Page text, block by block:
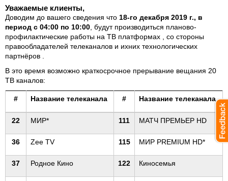
Уважаемые клиенты,
Доводим до вашего сведения что 18-го декабря 2019 г., в
период с 04:00 по 10:00 , будут производиться планово-
профилактические работы на ТВ платформах , со стороны
правообладателей телеканалов и ихних технологических
партнёров .
В это время возможно краткосрочное прерывание вещания 20
ТВ каналов:
# Название телеканала # Название телеканала
22 МИР* 111 МАТЧ ПРЕМЬЕР HD
36 Zee TV 115 МИР PREMIUM HD*
37 Родное Кино 122 Киносемья